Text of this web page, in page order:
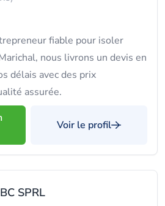
fiable pour isoler
nous livrons un devis en
délais avec des prix
assurée.
Voir le profil
SPRL